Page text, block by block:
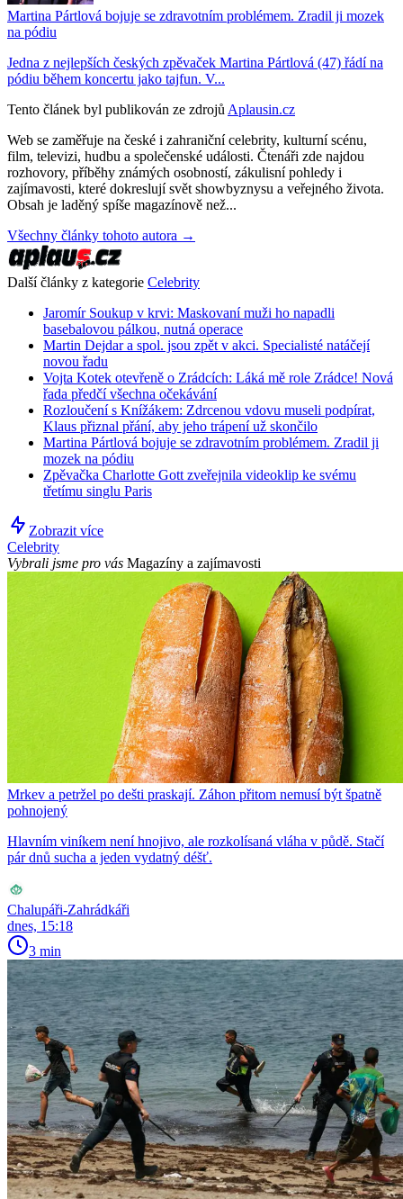
Martina Pártlová bojuje se zdravotním problémem. Zradil ji mozek
na pódiu
Jedna z nejlepších českých zpěvaček Martina Pártlová (47) řádí na
pódiu během koncertu jako tajfun. V...
Tento článek byl publikován ze zdrojů Aplausin.cz
Web se zaměřuje na české i zahraniční celebrity, kulturní scénu,
film, televizi, hudbu a společenské události. Čtenáři zde najdou
rozhovory, příběhy známých osobností, zákulisní pohledy i
zajímavosti, které dokreslují svět showbyznysu a veřejného života.
Obsah je laděný spíše magazínově než...
Všechny články tohoto autora →
Další články z kategorie Celebrity
Jaromír Soukup v krvi: Maskovaní muži ho napadli
basebalovou pálkou, nutná operace
Martin Dejdar a spol. jsou zpět v akci. Specialisté natáčejí
novou řadu
Vojta Kotek otevřeně o Zrádcích: Láká mě role Zrádce! Nová
řada předčí všechna očekávání
Rozloučení s Knížákem: Zdrcenou vdovu museli podpírat,
Klaus přiznal přání, aby jeho trápení už skončilo
Martina Pártlová bojuje se zdravotním problémem. Zradil ji
mozek na pódiu
Zpěvačka Charlotte Gott zveřejnila videoklip ke svému
třetímu singlu Paris
Zobrazit více
Celebrity
Vybrali jsme pro vás Magazíny a zajímavosti
Mrkev a petržel po dešti praskají. Záhon přitom nemusí být špatně
pohnojený
Hlavním viníkem není hnojivo, ale rozkolísaná vláha v půdě. Stačí
pár dnů sucha a jeden vydatný déšť.
Chalupáři-Zahrádkáři
dnes, 15:18
3 min